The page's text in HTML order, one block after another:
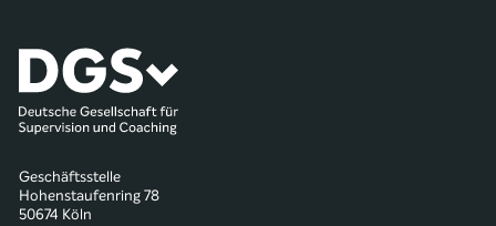
Geschäftsstelle
Hohenstaufenring 78
50674 Köln